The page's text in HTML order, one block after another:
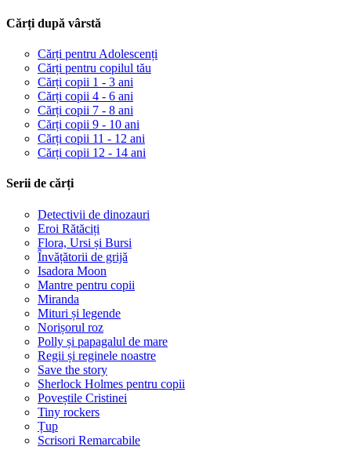
Cărți după vârstă
Cărți pentru Adolescenți
Cărți pentru copilul tău
Cărți copii 1 - 3 ani
Cărți copii 4 - 6 ani
Cărți copii 7 - 8 ani
Cărți copii 9 - 10 ani
Cărți copii 11 - 12 ani
Cărți copii 12 - 14 ani
Serii de cărți
Detectivii de dinozauri
Eroi Rătăciți
Flora, Ursi și Bursi
Învățătorii de grijă
Isadora Moon
Mantre pentru copii
Miranda
Mituri și legende
Norișorul roz
Polly și papagalul de mare
Regii și reginele noastre
Save the story
Sherlock Holmes pentru copii
Poveștile Cristinei
Tiny rockers
Țup
Scrisori Remarcabile